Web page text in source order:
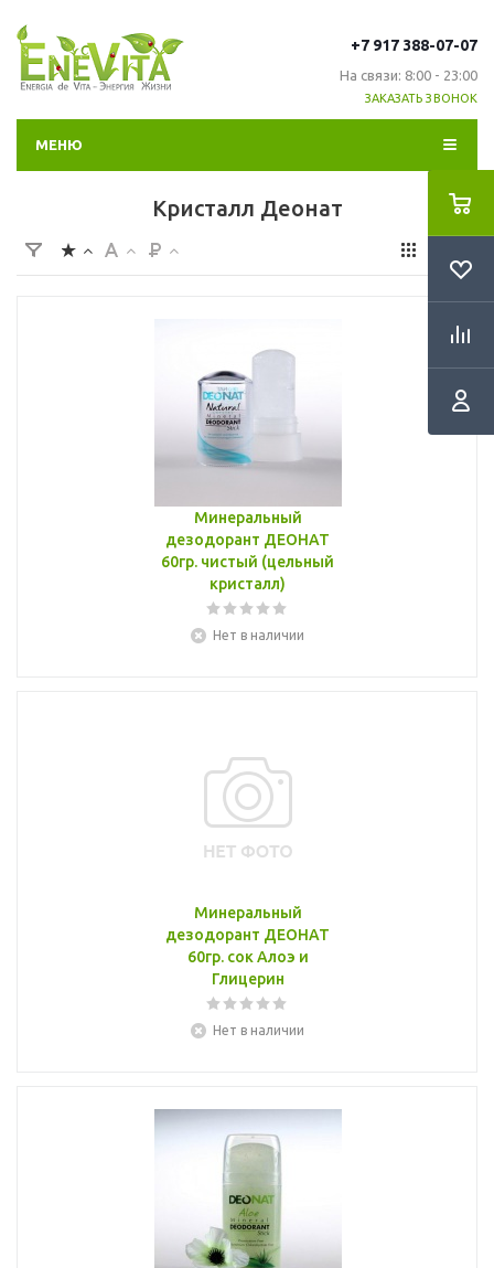
+7 917 388-07-07
На связи: 8:00 - 23:00
ЗАКАЗАТЬ ЗВОНОК
МЕНЮ
Кристалл Деонат
Минеральный
дезодорант ДЕОНАТ
60гр. чистый (цельный
кристалл)
Нет в наличии
Минеральный
дезодорант ДЕОНАТ
60гр. сок Алоэ и
Глицерин
Нет в наличии